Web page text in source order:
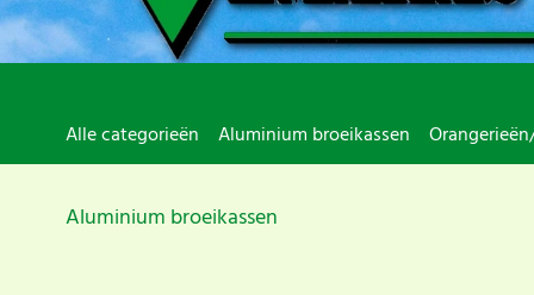
Alle categorieën Aluminium broeikassen
Aluminium broeikassen